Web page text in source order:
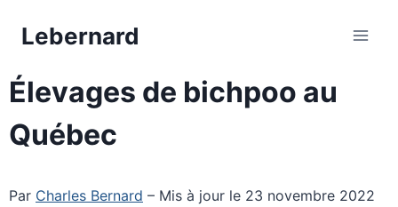
contenu
Lebernard
Élevages de bichpoo au
Québec
Par Charles Bernard – Mis à jour le 23 novembre 2022